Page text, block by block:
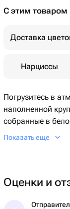
С этим товаром
Доставка
Нарциссы
Погрузитесь в
наполненной
собранные в
подарком для
Показать еще
Оценки и